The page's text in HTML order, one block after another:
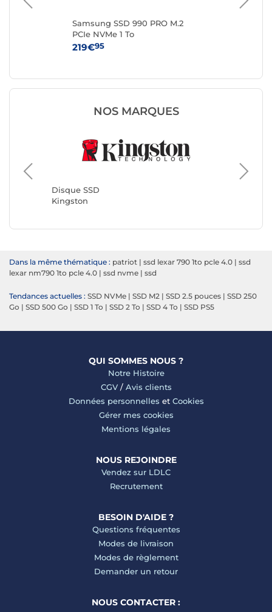
Samsung SSD 990 PRO M.2
PCIe NVMe 1 To
219€95
NOS MARQUES
Disque SSD
Kingston
Disque
Corsair
Dans la même thématique : patriot | ssd lexar 790 1to pcle 4.0 | ssd
lexar nm790 1to pcle 4.0 | ssd nvme | ssd
Tendances actuelles : SSD NVMe | SSD M2 | SSD 2.5 pouces | SSD 250
Go | SSD 500 Go | SSD 1 To | SSD 2 To | SSD 4 To | SSD PS5
QUI SOMMES NOUS ?
Notre Histoire
CGV/ Avis clients
Données personnelles et Cookies
Gérer mes cookies
Mentions légales
NOUS REJOINDRE
Vendez sur LDLC
Recrutement
BESOIN D'AIDE ?
Questions fréquentes
Modes de livraison
Modes de règlement
Demander un retour
NOUS CONTACTER :